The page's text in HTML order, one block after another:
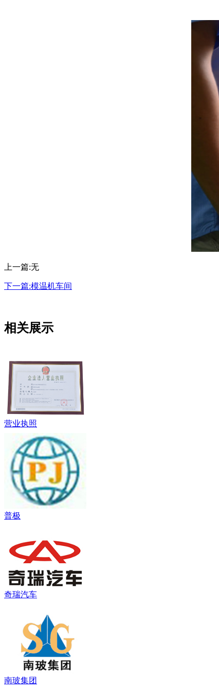
上一篇:无
下一篇:模温机车间
相关展示
营业执照
普极
奇瑞汽车
南玻集团